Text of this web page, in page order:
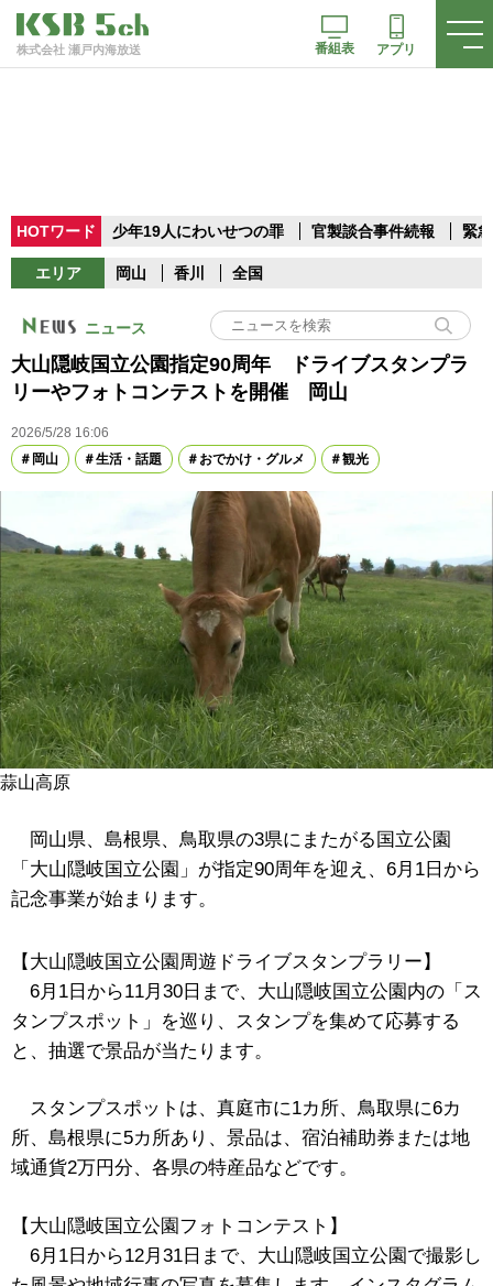
株式会社 瀬戸内海放送 番組表 アプリ
HOTワード 少年19人にわいせつの罪 官製談合事件続報 緊
エリア 岡山 香川 全国
ニュース
大山隠岐国立公園指定90周年 ドライブスタンプラ
リーやフォトコンテストを開催 岡山
2026/5/28 16:06
岡山
生活・話題 おでかけ・グルメ 観光
蒜山高原
岡山県、島根県、鳥取県の3県にまたがる国立公園
「大山隠岐国立公園」が指定90周年を迎え、6月1日から
記念事業が始まります。
【大山隠岐国立公園周遊ドライブスタンプラリー】
6月1日から11月30日まで、大山隠岐国立公園内の「ス
タンプスポット」を巡り、スタンプを集めて応募する
と、抽選で景品が当たります。
スタンプスポットは、真庭市に1カ所、鳥取県に6カ
所、島根県に5カ所あり、景品は、宿泊補助券または地
域通貨2万円分、各県の特産品などです。
【大山隠岐国立公園フォトコンテスト】
6月1日から12月31日まで、大山隠岐国立公園で撮影し